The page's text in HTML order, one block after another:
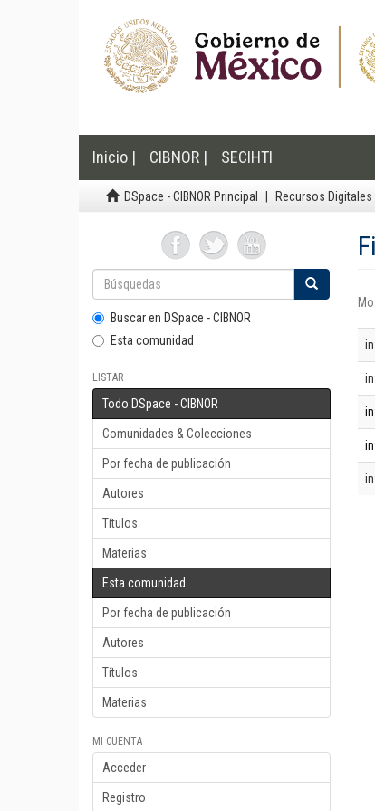
Inicio | CIBNOR | SECIHTI
DSpace - CIBNOR Principal Recursos Digitales
Buscar en DSpace - CIBNOR
Esta comunidad
LISTAR
Todo DSpace - CIBNOR
Comunidades & Colecciones
Por fecha de publicación
Autores
Títulos
Materias
Esta comunidad
Por fecha de publicación
Autores
Títulos
Materias
MI CUENTA
Acceder
Registro